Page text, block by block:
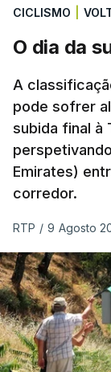
A jornada fica
Amadora,
vencer por 2-
Marítimo na
Programa da
Estoril Praia –
Sábado
Marítimo -
Vitória de
Estrela
CICLISMO
O dia da
A
pode sofrer
subida final à
Emirates)
corredor.
RTP / 9 Agosto